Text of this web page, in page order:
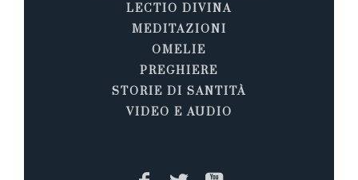
LECTIO DIVINA
MEDITAZIONI
OMELIE
PREGHIERE
STORIE DI SANTITÀ
VIDEO E AUDIO